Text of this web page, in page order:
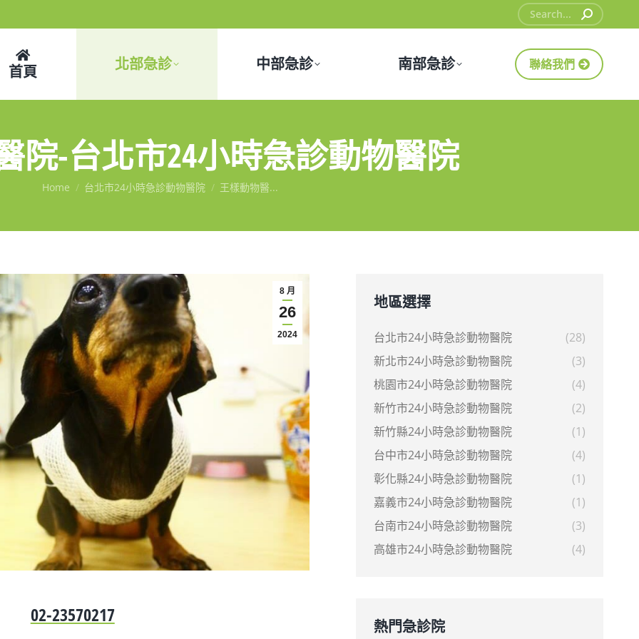
Search:
首頁 北部急診 中部急診 南部急診 聯絡我們
院-台北市24小時急診動物醫院
You are here:
Home 台北市24小時急診動物醫院 王樣動物醫...
8 月
26
2024
02-23570217
地區選擇
台北市24小時急診動物醫院
(28)
新北市24小時急診動物醫院
(3)
桃園市24小時急診動物醫院
(4)
新竹市24小時急診動物醫院
(2)
新竹縣24小時急診動物醫院
(1)
台中市24小時急診動物醫院
(4)
彰化縣24小時急診動物醫院
(1)
嘉義市24小時急診動物醫院
(1)
台南市24小時急診動物醫院
(3)
高雄市24小時急診動物醫院
(4)
熱門急診院